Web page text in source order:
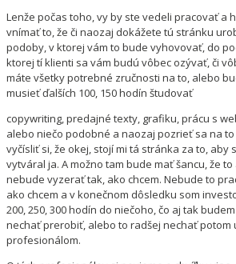
Lenže počas toho, vy by ste vedeli pracovať a
vnímať to, že či naozaj dokážete tú stránku
podoby, v ktorej vám to bude vyhovovať, do
ktorej tí klienti sa vám budú vôbec ozývať, či
máte všetky potrebné zručnosti na to, alebo
musieť ďalších 100, 150 hodín študovať
copywriting, predajné texty, grafiku, prácu s
alebo niečo podobné a naozaj pozrieť sa na to
vyčísliť si, že okej, stojí mi tá stránka za to, aby
vytváral ja. A možno tam bude mať šancu, že to
nebude vyzerať tak, ako chcem. Nebude to
ako chcem a v konečnom dôsledku som
200, 250, 300 hodín do niečoho, čo aj tak
nechať prerobiť, alebo to radšej nechať potom
profesionálom.